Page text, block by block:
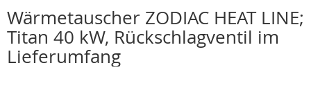
Wärmetauscher ZODIAC HEAT LINE;
Titan 40 kW, Rückschlagventil im
Lieferumfang